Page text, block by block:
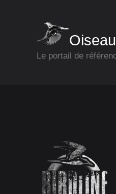
Le portail de